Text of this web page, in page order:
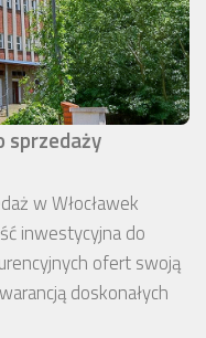
sprzedaży
w Włocławek
inwestycyjna do
ofert swoją
doskonałych